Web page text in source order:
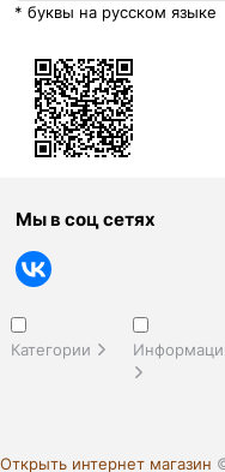
* буквы на русском языке
Мы в соц сетях
Категории
Открыть интернет магазин